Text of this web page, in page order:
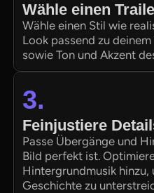
Wähle einen
Wähle einen Stil wie
Look passend zu
sowie Ton und Akzent
3.
Feinjustiere
Passe Übergänge und
Bild perfekt ist.
Hintergrundmusik hinzu,
Geschichte zu